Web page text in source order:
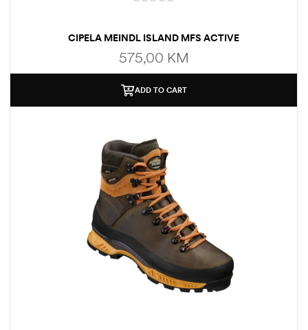
CIPELA MEINDL ISLAND MFS ACTIVE
575,00 KM
ADD TO CART